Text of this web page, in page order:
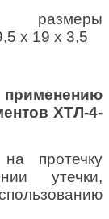
размеры
х 19 х 3,5
ХТЛ-4-
протечку
утечки,